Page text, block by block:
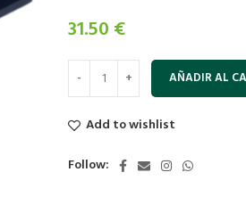
31.50 €
AÑADIR AL
Add to wishlist
Follow: